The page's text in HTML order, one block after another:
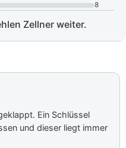
8
Zellner weiter.
Ein Schlüssel
und dieser liegt immer